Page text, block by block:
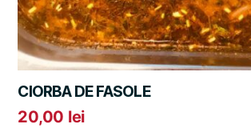
CIORBA DE FASOLE
20,00 lei